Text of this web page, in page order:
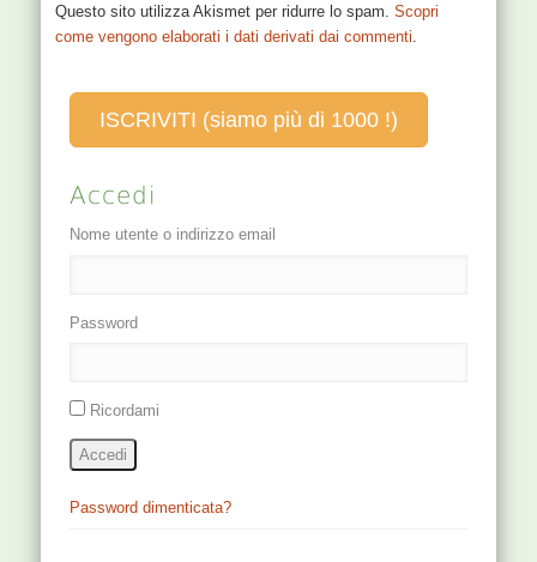
Questo sito utilizza Akismet per ridurre lo spam.Scopri
come vengono elaborati i dati derivati dai commenti
ISCRIVITI (siamo più di 1000 !)
Accedi
Nome utente o indirizzo email
Password
Ricordami
Accedi
Password dimenticata?